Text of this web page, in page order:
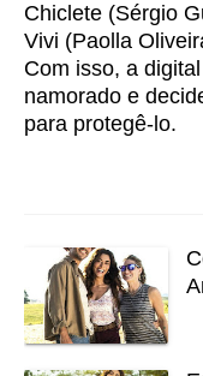
Chiclete (Sérgio
Vivi (Paolla
Com isso, a
namorado e
para protegê-lo.